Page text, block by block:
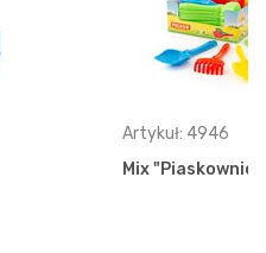
Artykuł: 4946
Mix